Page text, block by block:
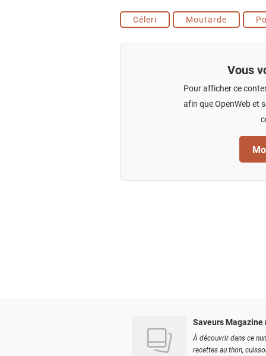
Céleri Moutarde
Vous
Pour afficher ce
afin que OpenWeb et
Saveurs Magazine
À découvrir dans ce
recettes au thon,